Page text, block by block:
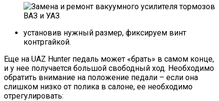
установив нужный размер, фиксируем винт
контргайкой.
Еще на UAZ Hunter педаль может «брать» в самом конце,
и у нее получается большой свободный ход. Необходимо
обратить внимание на положение педали – если она
слишком низко от полика в салоне, ее необходимо
отрегулировать: